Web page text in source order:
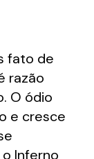
fato de
razão
O ódio
e cresce
Inferno